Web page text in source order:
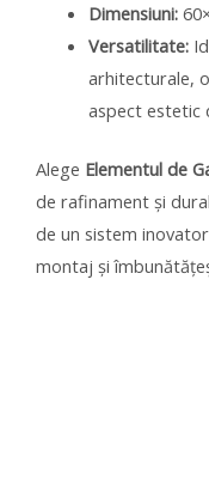
Dimensiuni:
Versatilitate:
arhitecturale,
aspect estetic
Alege Elementul de
de rafinament și
de un sistem
montaj și